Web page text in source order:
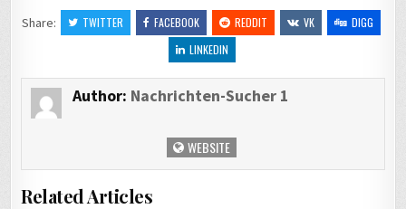
Share:
TWITTER FACEBOOK REDDIT VK
DIGG
LINKEDIN
Author: Nachrichten-Sucher 1
WEBSITE
Related Articles